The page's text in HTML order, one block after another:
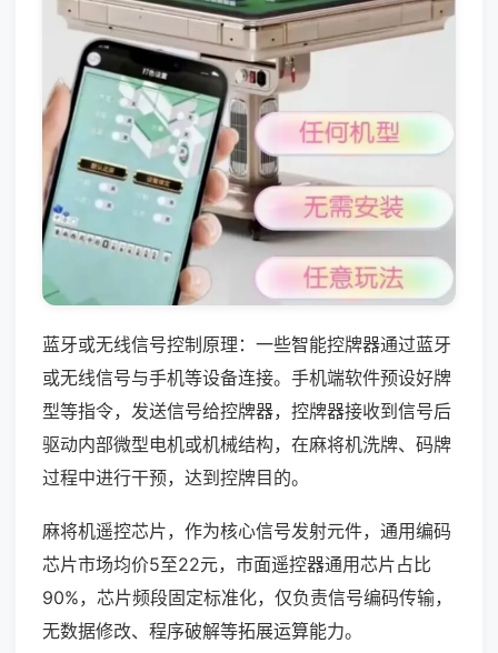
蓝牙或无线信号控制原理：一些智能控牌器通过蓝牙
或无线信号与手机等设备连接。手机端软件预设好牌
型等指令，发送信号给控牌器，控牌器接收到信号后
驱动内部微型电机或机械结构，在麻将机洗牌、码牌
过程中进行干预，达到控牌目的。
麻将机遥控芯片，作为核心信号发射元件，通用编码
芯片市场均价5至22元，市面遥控器通用芯片占比
90%，芯片频段固定标准化，仅负责信号编码传输，
无数据修改、程序破解等拓展运算能力。